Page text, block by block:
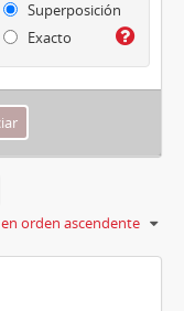
Superposición
Exacto
en orden ascendente